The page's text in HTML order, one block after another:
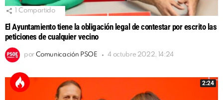
Compartido
El Ayuntamiento tiene la obligación legal de contestar por escrito las
peticiones de cualquier vecino
por Comunicación PSOE 4 octubre 2022, 14:24
2:24